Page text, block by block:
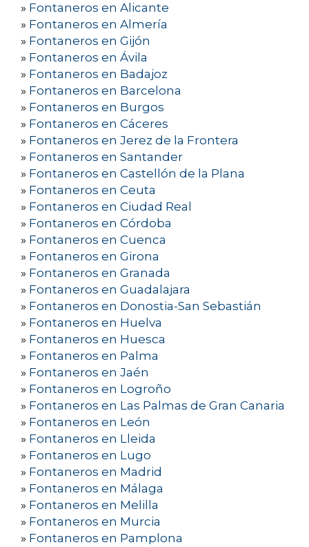
» Fontaneros en Alicante
» Fontaneros en Almería
» Fontaneros en Gijón
» Fontaneros en Ávila
» Fontaneros en Badajoz
» Fontaneros en Barcelona
» Fontaneros en Burgos
» Fontaneros en Cáceres
» Fontaneros en Jerez de la Frontera
» Fontaneros en Santander
» Fontaneros en Castellón de la Plana
» Fontaneros en Ceuta
» Fontaneros en Ciudad Real
» Fontaneros en Córdoba
» Fontaneros en Cuenca
» Fontaneros en Girona
» Fontaneros en Granada
» Fontaneros en Guadalajara
» Fontaneros en Donostia-San Sebastián
» Fontaneros en Huelva
» Fontaneros en Huesca
» Fontaneros en Palma
» Fontaneros en Jaén
» Fontaneros en Logroño
» Fontaneros en Las Palmas de Gran Canaria
» Fontaneros en León
» Fontaneros en Lleida
» Fontaneros en Lugo
» Fontaneros en Madrid
» Fontaneros en Málaga
» Fontaneros en Melilla
» Fontaneros en Murcia
» Fontaneros en Pamplona